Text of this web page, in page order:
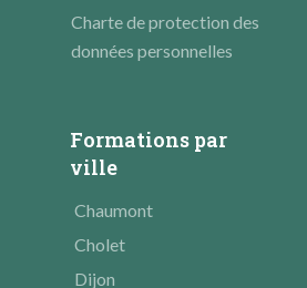
Charte de protection des
données personnelles
Formations par
ville
Chaumont
Cholet
Dijon